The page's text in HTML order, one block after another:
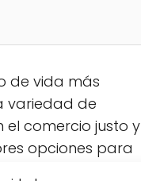
de vida más
variedad de
comercio justo y
opciones para